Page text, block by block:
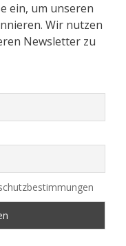
ein, um unseren
Wir nutzen
Newsletter zu